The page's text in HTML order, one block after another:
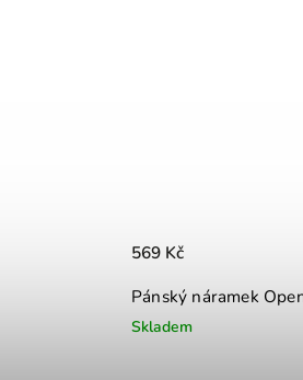
Pánský náramek
Skladem
569 Kč